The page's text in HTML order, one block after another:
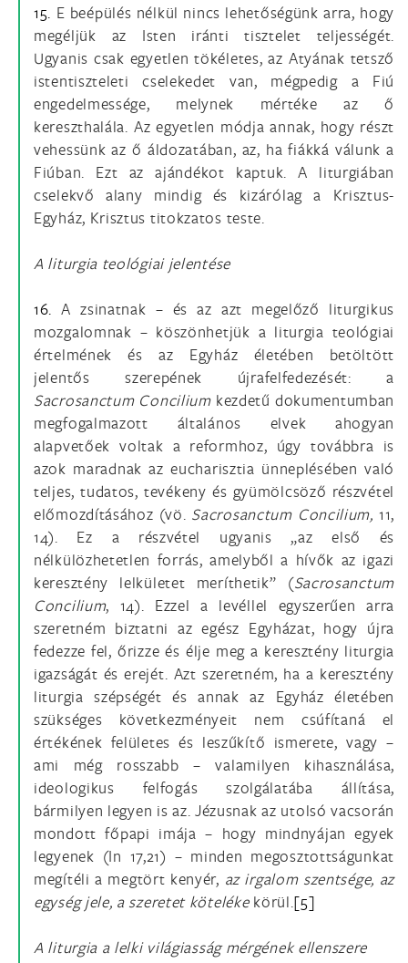
15. E beépülés nélkül nincs lehetőségünk arra, hogy
megéljük az Isten iránti tisztelet teljességét.
Ugyanis csak egyetlen tökéletes, az Atyának tetsző
istentiszteleti cselekedet van, mégpedig a Fiú
engedelmessége, melynek mértéke az ő
kereszthalála. Az egyetlen módja annak, hogy részt
vehessünk az ő áldozatában, az, ha fiákká válunk a
Fiúban. Ezt az ajándékot kaptuk. A liturgiában
cselekvő alany mindig és kizárólag a Krisztus-
Egyház, Krisztus titokzatos teste.
A liturgia teológiai jelentése
16. A zsinatnak – és az azt megelőző liturgikus
mozgalomnak – köszönhetjük a liturgia teológiai
értelmének és az Egyház életében betöltött
jelentős szerepének újrafelfedezését: a
Sacrosanctum Concilium kezdetű dokumentumban
megfogalmazott általános elvek ahogyan
alapvetőek voltak a reformhoz, úgy továbbra is
azok maradnak az eucharisztia ünneplésében való
teljes, tudatos, tevékeny és gyümölcsöző részvétel
előmozdításához (vö. Sacrosanctum Concilium, 11,
14). Ez a részvétel ugyanis „az első és
nélkülözhetetlen forrás, amelyből a hívők az igazi
keresztény lelkületet meríthetik” (Sacrosanctum
Concilium, 14). Ezzel a levéllel egyszerűen arra
szeretném biztatni az egész Egyházat, hogy újra
fedezze fel, őrizze és élje meg a keresztény liturgia
igazságát és erejét. Azt szeretném, ha a keresztény
liturgia szépségét és annak az Egyház életében
szükséges következményeit nem csúfítaná el
értékének felületes és leszűkítő ismerete, vagy –
ami még rosszabb – valamilyen kihasználása,
ideologikus felfogás szolgálatába állítása,
bármilyen legyen is az. Jézusnak az utolsó vacsorán
mondott főpapi imája – hogy mindnyájan egyek
legyenek (In 17,21) – minden megosztottságunkat
megítéli a megtört kenyér, az irgalom szentsége, az
egység jele, a szeretet kötelékekörül.[5]
A liturgia a lelki világiasság mérgének ellenszere